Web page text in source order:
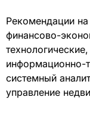
Рекомендации
финансово-
информационно-
системный
управление